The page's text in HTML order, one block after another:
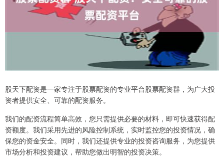
股天下配资是一家专注于股票配资的专业平台股票配资群，为广大投
资者提供安全、可靠的配资服务。
我们的配资流程简单高效，您只需提供必要的材料，即可快速获得配
资额度。我们采用先进的风险控制系统，实时监控您的投资情况，确
保您的资金安全。同时，我们还提供专业的投资咨询服务，为您提供
市场分析和投资建议，帮助您做出明智的投资决策。